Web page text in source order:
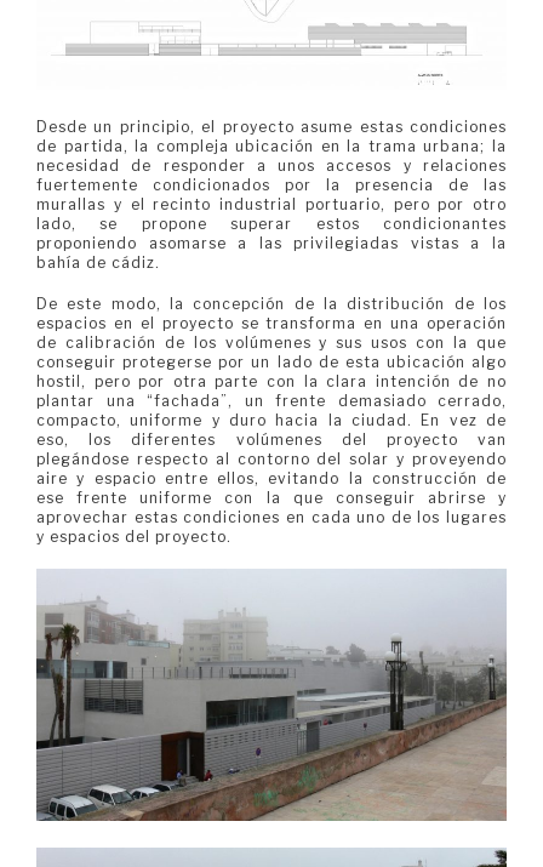
Desde un principio, el proyecto asume estas condiciones
de partida, la compleja ubicación en la trama urbana; la
necesidad de responder a unos accesos y relaciones
fuertemente condicionados por la presencia de las
murallas y el recinto industrial portuario, pero por otro
lado, se propone superar estos condicionantes
proponiendo asomarse a las privilegiadas vistas a la
bahía de cádiz.
De este modo, la concepción de la distribución de los
espacios en el proyecto se transforma en una operación
de calibración de los volúmenes y sus usos con la que
conseguir protegerse por un lado de esta ubicación algo
hostil, pero por otra parte con la clara intención de no
plantar una “fachada”, un frente demasiado cerrado,
compacto, uniforme y duro hacia la ciudad. En vez de
eso, los diferentes volúmenes del proyecto van
plegándose respecto al contorno del solar y proveyendo
aire y espacio entre ellos, evitando la construcción de
ese frente uniforme con la que conseguir abrirse y
aprovechar estas condiciones en cada uno de los lugares
y espacios del proyecto.